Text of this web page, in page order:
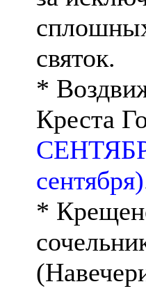
святок.
*
Креста
сентября)
*